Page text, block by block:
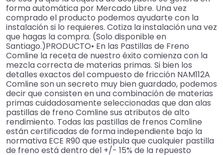
forma automática por Mercado Libre. Una vez
comprado el producto podemos ayudarte con la
instalación si lo requieres. Cotiza la instalación una vez
que hagas la compra. (Solo disponible en
Santiago.)PRODUCTO• En las Pastillas de Freno
Comline la receta de nuestro éxito comienza con la
mezcla correcta de materias primas. Si bien los
detalles exactos del compuesto de fricción NAM112A
Comline son un secreto muy bien guardado, podemos
decir que consisten en una combinación de materias
primas cuidadosamente seleccionadas que dan alas
pastillas de freno Comline sus atributos de alto
rendimiento. Todas las pastillas de frenos Comline
están certificadas de forma independiente bajo la
normativa ECE R90 que estipula que cualquier pastilla
de freno está dentro del +/- 15% de la repuesto